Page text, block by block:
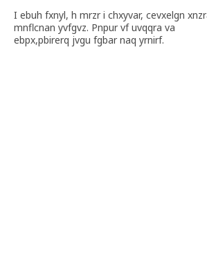
I ebuh fxnyl, h mrzr i chxyvar, cevxelgn
mnflcnan yvfgvz. Pnpur vf uvqqra va
ebpx,pbirerq jvgu fgbar naq yrnirf.